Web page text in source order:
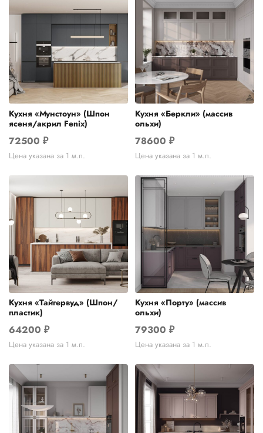
Кухня «Мунстоун» (Шпон
ясеня/акрил Fenix)
72500 ₽
Цена указана за 1 м.п.
Кухня «Беркли» (массив
ольхи)
78600 ₽
Цена указана за 1 м.п.
Кухня «Тайгервуд» (Шпон/
пластик)
64200 ₽
Цена указана за 1 м.п.
Кухня «Порту» (массив
ольхи)
79300 ₽
Цена указана за 1 м.п.